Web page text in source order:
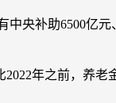
央补助6500亿
2022年之前，养老